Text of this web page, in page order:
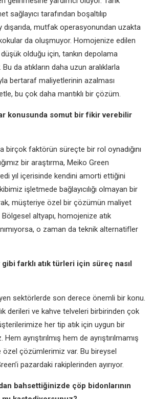
sağlayıcı tarafından boşaltılıp
mutfak operasyonundan uzakta
da oluşmuyor. Homojenize edilen
olduğu için, tankın depolama
Bu da atıkların daha uzun aralıklarla
bertaraf maliyetlerinin azalması
bu çok daha mantıklı bir çözüm.
konusunda somut bir fikir verebilir
birçok faktörün süreçte bir rol oynadığını
bir araştırma, Meiko Green
yıl içerisinde kendini amorti ettiğini
işletmede bağlayıcılığı olmayan bir
müşteriye özel bir çözümün maliyet
altyapı, homojenize atık
o zaman da teknik alternatifler
gibi farklı atıktürleri için süreç nasıl
sektörlerde son derece önemli bir konu.
derileri ve kahve telveleri birbirinden çok
her tip atık için uygun bir
Hem ayrıştırılmış hem de ayrıştırılmamış
özel çözümlerimiz var. Bu bireysel
pazardaki rakiplerinden ayırıyor.
bahsettiğinizde çöp bidonlarının